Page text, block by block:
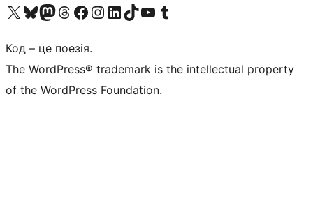
Visit our X (formerly Twitter) account
Visit our Bluesky account
Завітайте до нашої стрічки в Mastodon
Visit our Threads account
Завітайте на нашу сторінку в Facebook
Visit our Instagram account
Visit our LinkedIn account
Visit our TikTok account
Visit our YouTube channel
Visit our Tumblr account
Код – це поезія.
The WordPress® trademark is the intellectual property
of the WordPress Foundation.